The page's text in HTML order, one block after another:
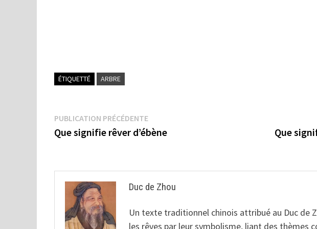
ÉTIQUETTÉ ARBRE
Navigation
de
PUBLICATION PRÉCÉDENTEPublication
précédente :
Que signifie rêver d’ébène Que
Duc de Zhou
Un texte traditionnel chinois attribué au Duc de
les rêves par leur symbolisme, liant des thèmes